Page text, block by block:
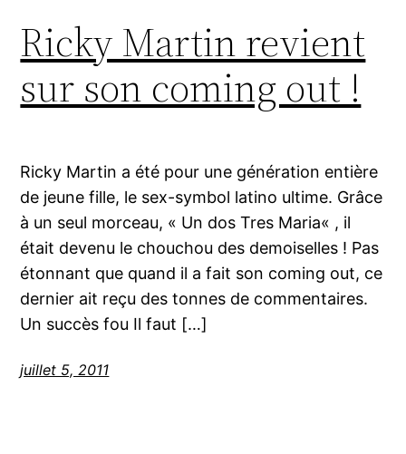
Ricky Martin revient
sur son coming out !
Ricky Martin a été pour une génération entière
de jeune fille, le sex-symbol latino ultime. Grâce
à un seul morceau, « Un dos Tres Maria« , il
était devenu le chouchou des demoiselles ! Pas
étonnant que quand il a fait son coming out, ce
dernier ait reçu des tonnes de commentaires.
Un succès fou Il faut […]
juillet 5, 2011